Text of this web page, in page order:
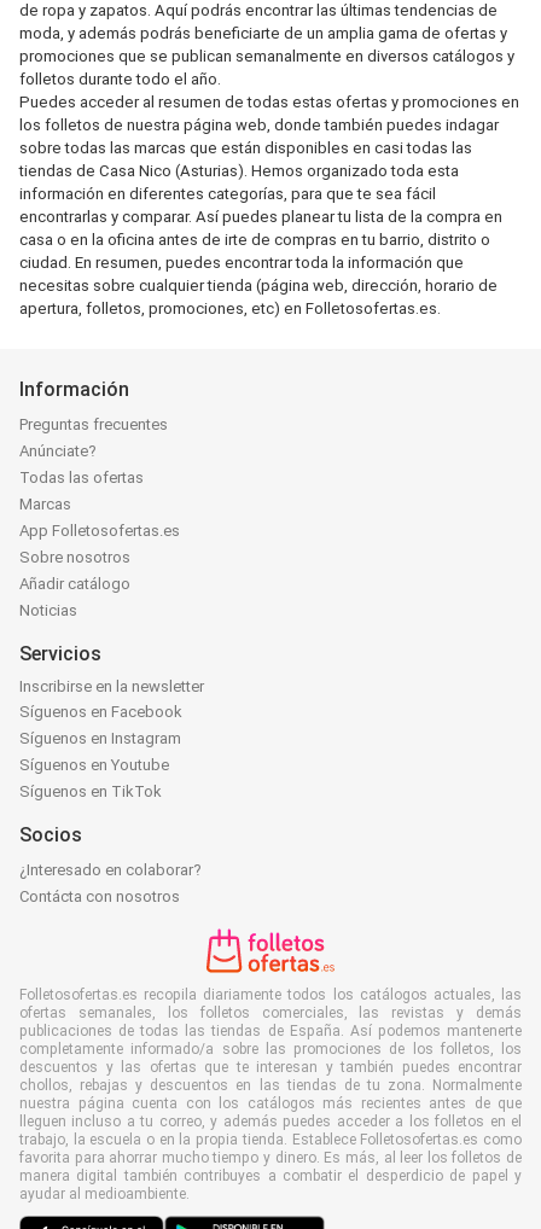
de ropa y zapatos. Aquí podrás encontrar las últimas tendencias de
moda, y además podrás beneficiarte de un amplia gama de ofertas y
promociones que se publican semanalmente en diversos catálogos y
folletos durante todo el año.
Puedes acceder al resumen de todas estas ofertas y promociones en
los folletos de nuestra página web, donde también puedes indagar
sobre todas las marcas que están disponibles en casi todas las
tiendas de Casa Nico (Asturias). Hemos organizado toda esta
información en diferentes categorías, para que te sea fácil
encontrarlas y comparar. Así puedes planear tu lista de la compra en
casa o en la oficina antes de irte de compras en tu barrio, distrito o
ciudad. En resumen, puedes encontrar toda la información que
necesitas sobre cualquier tienda (página web, dirección, horario de
apertura, folletos, promociones, etc) en Folletosofertas.es.
Información
Preguntas frecuentes
Anúnciate?
Todas las ofertas
Marcas
App Folletosofertas.es
Sobre nosotros
Añadir catálogo
Noticias
Servicios
Inscribirse en la newsletter
Síguenos en Facebook
Síguenos en Instagram
Síguenos en Youtube
Síguenos en TikTok
Socios
¿Interesado en colaborar?
Contácta con nosotros
Folletosofertas.es recopila diariamente todos los catálogos actuales, las
ofertas semanales, los folletos comerciales, las revistas y demás
publicaciones de todas las tiendas de España. Así podemos mantenerte
completamente informado/a sobre las promociones de los folletos, los
descuentos y las ofertas que te interesan y también puedes encontrar
chollos, rebajas y descuentos en las tiendas de tu zona. Normalmente
nuestra página cuenta con los catálogos más recientes antes de que
lleguen incluso a tu correo, y además puedes acceder a los folletos en el
trabajo, la escuela o en la propia tienda. Establece Folletosofertas.es como
favorita para ahorrar mucho tiempo y dinero. Es más, al leer los folletos de
manera digital también contribuyes a combatir el desperdicio de papel y
ayudar al medioambiente.